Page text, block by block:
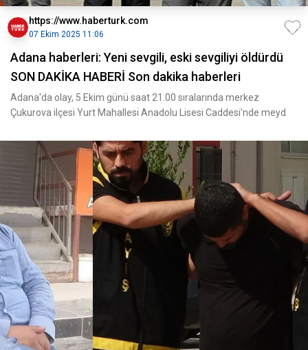
https://www.haberturk.com
07 Ekim 2025 11:06
Adana haberleri: Yeni sevgili, eski sevgiliyi öldürdü
SON DAKİKA HABERİ Son dakika haberleri
Adana'da olay, 5 Ekim günü saat 21.00 sıralarında merkez
Çukurova ilçesi Yurt Mahallesi Anadolu Lisesi Caddesi'nde meyd